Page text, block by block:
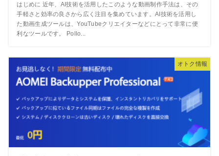
はじめに 近年、AI技術を活用したこのような動画制作手法は、その
手軽さと効率の良さから広く注目を集めています。AI技術を活用し
た動画生成ツールは、YouTubeクリエイターなどにとって非常に便
利なツールです。 Pollo...
オトク情報